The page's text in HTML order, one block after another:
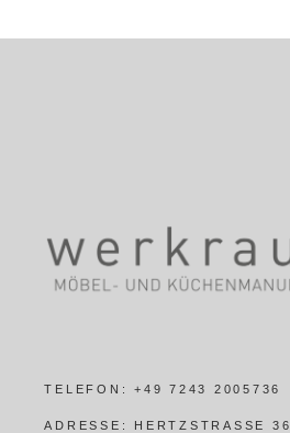
TELEFON:+49 7243 2005736
ADRESSE: HERTZSTRASSE 36,